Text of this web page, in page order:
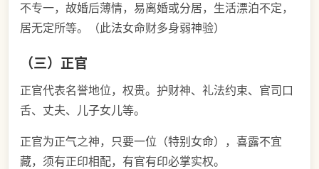
不专一，故婚后薄情，易离婚或分居，生活漂泊不定，
居无定所等。（此法女命财多身弱神验）
（三）正官
正官代表名誉地位，权贵。护财神、礼法约束、官司口
舌、丈夫、儿子女儿等。
正官为正气之神，只要一位（特别女命），喜露不宜
藏，须有正印相配，有官有印必掌实权。